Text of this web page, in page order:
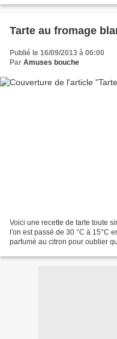
Tarte au fromage
Publié le 16/09/2013 à 06:00
Par Amuses bouche
Voici une recette de tarte toute
l'on est passé de 30 °C à 15°C
parfumé au citron pour oublier